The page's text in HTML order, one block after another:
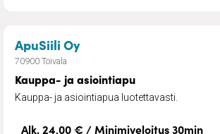
ApuSiili Oy– Kauppa- ja asiointiapu
70900 Toivala
Kauppa- ja asiointiapu
Kauppa- ja asiointiapua luotettavasti.
Alk. 24,00 € / Minimiveloitus 30min